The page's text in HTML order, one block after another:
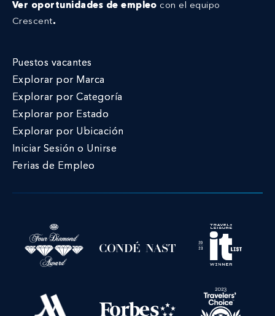
Ver oportunidades de empleocon el equipo
Crescent.
Puestos vacantes
Explorar por Marca
Explorar por Categoría
Explorar por Estado
Explorar por Ubicación
Iniciar Sesión o Unirse
Ferias de Empleo